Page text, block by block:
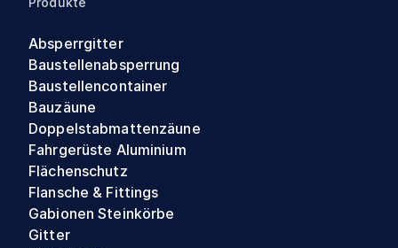
Absperrgitter
Baustellenabsperrung
Baustellencontainer
Bauzäune
Doppelstabmattenzäune
Fahrgerüste Aluminium
Flächenschutz
Flansche & Fittings
Gabionen Steinkörbe
Gitter